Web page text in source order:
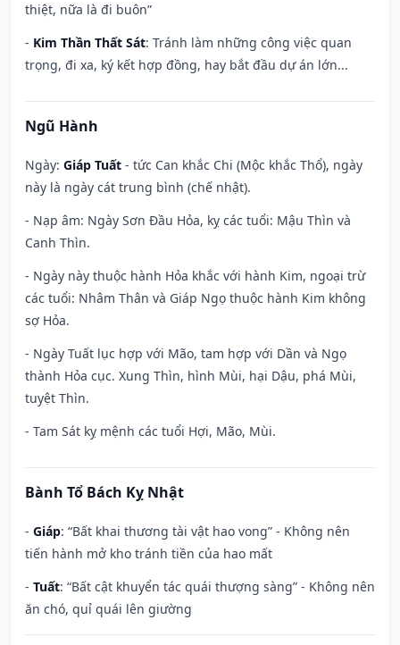
thiệt, nữa là đi buôn”
- Kim Thần Thất Sát: Tránh làm những công việc quan
trọng, đi xa, ký kết hợp đồng, hay bắt đầu dự án lớn...
Ngũ Hành
Ngày: Giáp Tuất - tức Can khắc Chi (Mộc khắc Thổ), ngày
này là ngày cát trung bình (chế nhật).
- Nạp âm: Ngày Sơn Đầu Hỏa, kỵ các tuổi: Mậu Thìn và
Canh Thìn.
- Ngày này thuộc hành Hỏa khắc với hành Kim, ngoại trừ
các tuổi: Nhâm Thân và Giáp Ngọ thuộc hành Kim không
sợ Hỏa.
- Ngày Tuất lục hợp với Mão, tam hợp với Dần và Ngọ
thành Hỏa cục. Xung Thìn, hình Mùi, hại Dậu, phá Mùi,
tuyệt Thìn.
- Tam Sát kỵ mệnh các tuổi Hợi, Mão, Mùi.
Bành Tổ Bách Kỵ Nhật
- Giáp: “Bất khai thương tài vật hao vong” - Không nên
tiến hành mở kho tránh tiền của hao mất
- Tuất: “Bất cật khuyển tác quái thượng sàng” - Không nên
ăn chó, quỉ quái lên giường